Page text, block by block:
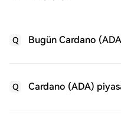
Q Bugün Cardano
Q Cardano (ADA)